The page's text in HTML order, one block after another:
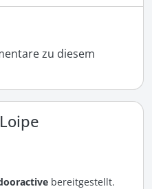
zu diesem
bereitgestellt.